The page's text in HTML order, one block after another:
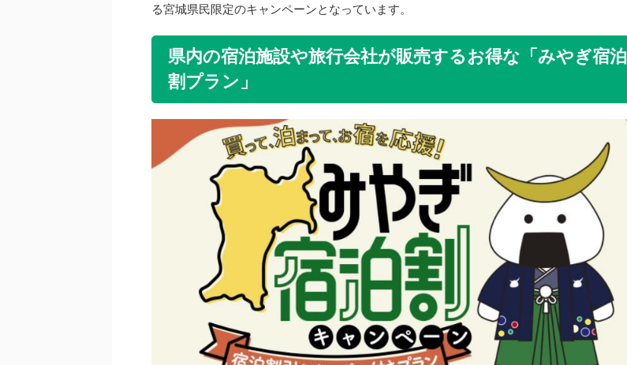
る宮城県民限定のキャンペーンとなっています。
県内の宿泊施設や旅行会社が販売するお得な「みやぎ宿泊
割プラン」